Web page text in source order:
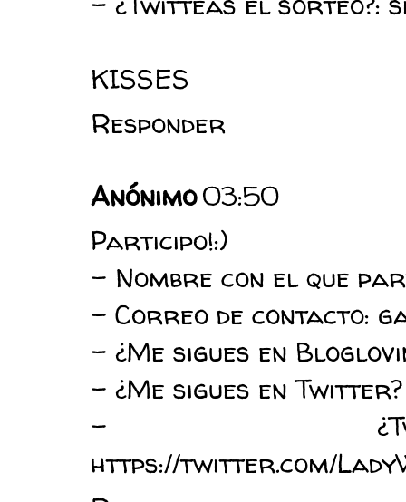
KISSES
Responder
Anónimo03:50
Participo!:)
- Nombre con el que
- Correo de contacto:
- ¿Me sigues en
- ¿Me sigues en
-
https://twitter.com/